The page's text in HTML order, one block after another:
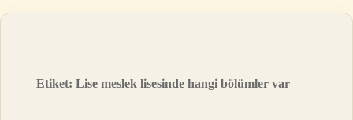
Etiket:Lise meslek lisesinde hangi bölümler var